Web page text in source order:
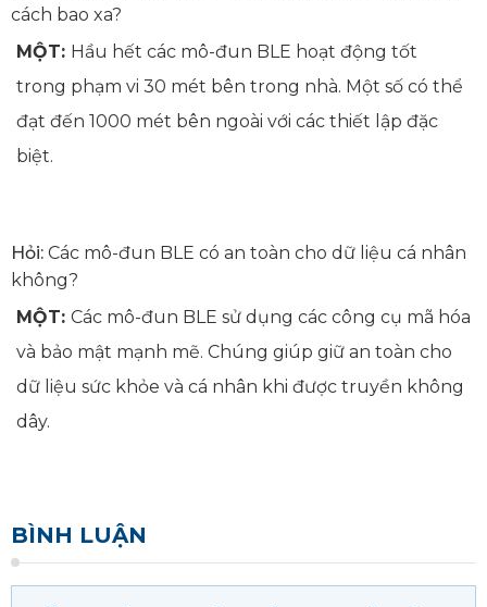
cách bao xa?
MỘT: Hầu hết các mô-đun BLE hoạt động tốt
trong phạm vi 30 mét bên trong nhà. Một số có thể
đạt đến 1000 mét bên ngoài với các thiết lập đặc
biệt.
Hỏi: Các mô-đun BLE có an toàn cho dữ liệu cá nhân
không?
MỘT: Các mô-đun BLE sử dụng các công cụ mã hóa
và bảo mật mạnh mẽ. Chúng giúp giữ an toàn cho
dữ liệu sức khỏe và cá nhân khi được truyền không
dây.
BÌNH LUẬN